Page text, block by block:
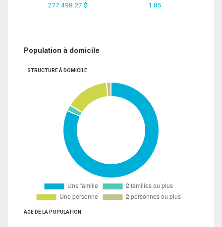
277 498.27 $ 1.85
Population à domicile
STRUCTURE À DOMICILE
ÂGE DE LA POPULATION